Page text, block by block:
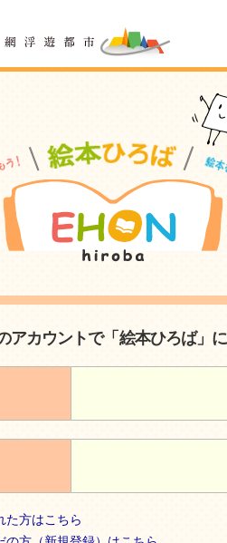
アカウントで「絵本ひろば」
た方はこちら